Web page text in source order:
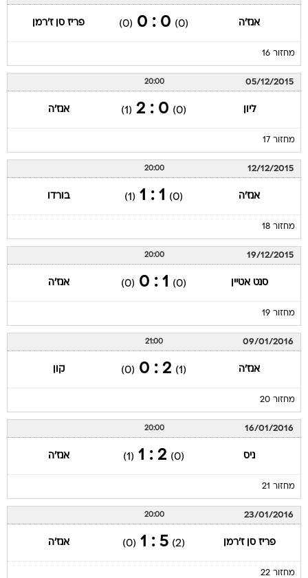
אנז'ה (0)
0 : 0
(0) פריז סן ז'רמן
מחזור 16
05/12/2015
20:00
ליון (0)
0 : 2
(1) אנז'ה
מחזור 17
12/12/2015
20:00
אנז'ה (0)
1 : 1
(1) בורדו
מחזור 18
19/12/2015
20:00
סנט אטיין (0)
1 : 0
(0) אנז'ה
מחזור 19
09/01/2016
21:00
אנז'ה (1)
2 : 0
(0) קון
מחזור 20
16/01/2016
20:00
ניס (0)
2 : 1
(1) אנז'ה
מחזור 21
23/01/2016
20:00
פריז סן ז'רמן (2)
5 : 1
(0) אנז'ה
מחזור 22